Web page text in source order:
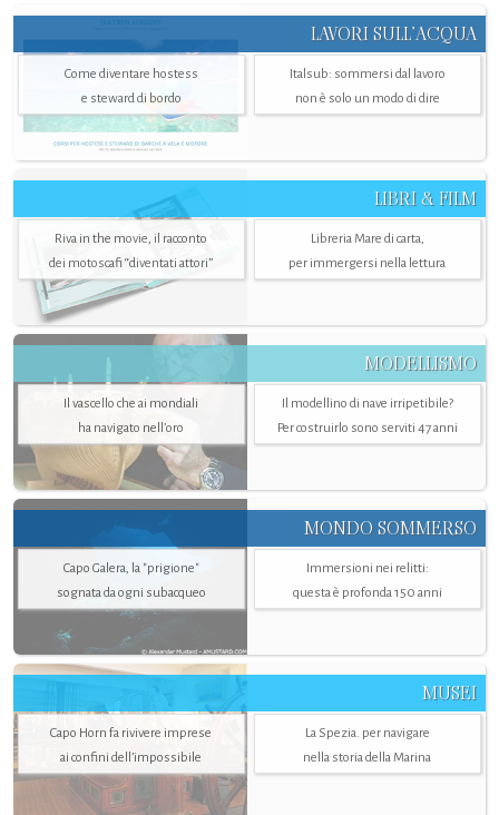
LAVORI SULL’ACQUA
Come diventare hostess
e steward di bordo
Italsub: sommersi dal lavoro
non è solo un modo di dire
LIBRI & FILM
Riva in the movie, il racconto
dei motoscafi “diventati attori”
Libreria Mare di carta,
per immergersi nella lettura
MODELLISMO
Il vascello che ai mondiali
ha navigato nell’oro
Il modellino di nave irripetibile?
Per costruirlo sono serviti 47 anni
MONDO SOMMERSO
Capo Galera, la "prigione"
sognata da ogni subacqueo
Immersioni nei relitti:
questa è profonda 150 anni
MUSEI
Capo Horn fa rivivere imprese
ai confini dell’impossibile
La Spezia. per navigare
nella storia della Marina